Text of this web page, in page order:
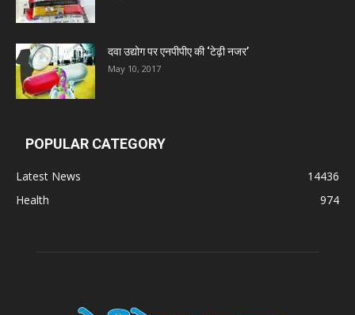
Digital Vision
Carewell Ayurveda
दवा उद्योग पर एनपीपीए की ‘टेढ़ी नजर’
May 10, 2017
POPULAR CATEGORY
Latest News
14436
Health
974